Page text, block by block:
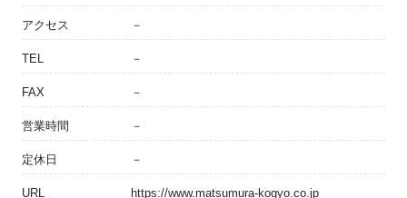
アクセス －
TEL －
FAX －
営業時間 －
定休日 －
URL https://www.matsumura-kogyo.co.jp